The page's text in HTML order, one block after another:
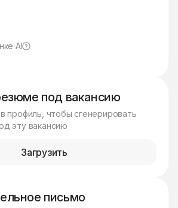
под вакансию
профиль, чтобы сгенерировать
эту вакансию
Загрузить
письмо
AI